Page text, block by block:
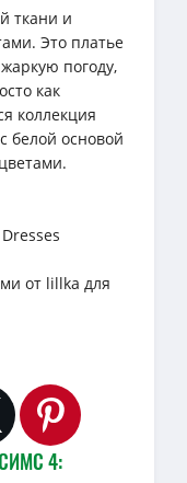
ткани и
Это платье
погоду,
как
коллекция
белой основой
от lillka для
4: